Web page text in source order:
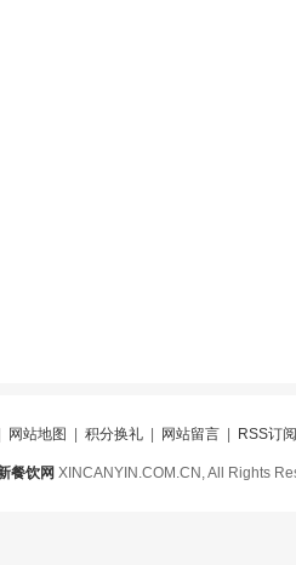
网站地图 积分换礼| 网站留言| RSS订阅
餐饮网 XINCANYIN.COM.CN, All Rights